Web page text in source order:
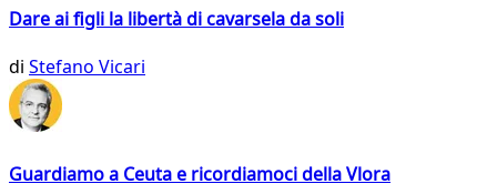
Dare ai figli la libertà di cavarsela da soli
di Stefano Vicari
Guardiamo a Ceuta e ricordiamoci della Vlora